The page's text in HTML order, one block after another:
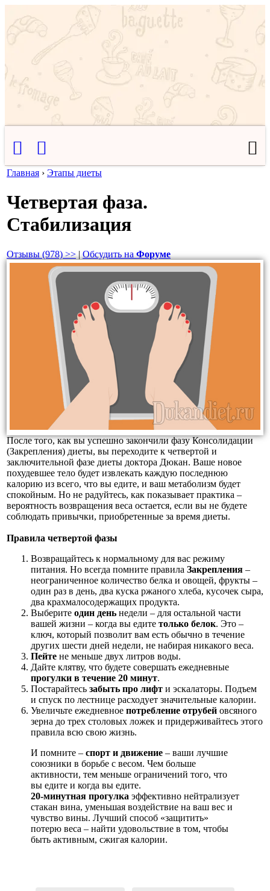
Главная › Этапы диеты
Четвертая фаза.
Стабилизация
Отзывы (978) >> | Обсудить на Форуме
После того, как вы успешно закончили фазу Консолидации
(Закрепления) диеты, вы переходите к четвертой и
заключительной фазе диеты доктора Дюкан. Ваше новое
похудевшее тело будет извлекать каждую последнюю
калорию из всего, что вы едите, и ваш метаболизм будет
спокойным. Но не радуйтесь, как показывает практика –
вероятность возвращения веса остается, если вы не будете
соблюдать привычки, приобретенные за время диеты.
Правила четвертой фазы
Возвращайтесь к нормальному для вас режиму
питания. Но всегда помните правила Закрепления –
неограниченное количество белка и овощей, фрукты –
один раз в день, два куска ржаного хлеба, кусочек сыра,
два крахмалосодержащих продукта.
Выберите один день недели – для остальной части
вашей жизни – когда вы едите только белок. Это –
ключ, который позволит вам есть обычно в течение
других шести дней недели, не набирая никакого веса.
Пейте не меньше двух литров воды.
Дайте клятву, что будете совершать ежедневные
прогулки в течение 20 минут.
Постарайтесь забыть про лифт и эскалаторы. Подъем
и спуск по лестнице расходует значительные калории.
Увеличьте ежедневное потребление отрубей овсяного
зерна до трех столовых ложек и придерживайтесь этого
правила всю свою жизнь.
И помните – спорт и движение – ваши лучшие
союзники в борьбе с весом. Чем больше
активности, тем меньше ограничений того, что
вы едите и когда вы едите.
20-минутная прогулка эффективно нейтрализует
стакан вина, уменьшая воздействие на ваш вес и
чувство вины. Лучший способ «защитить»
потерю веса – найти удовольствие в том, чтобы
быть активным, сжигая калории.